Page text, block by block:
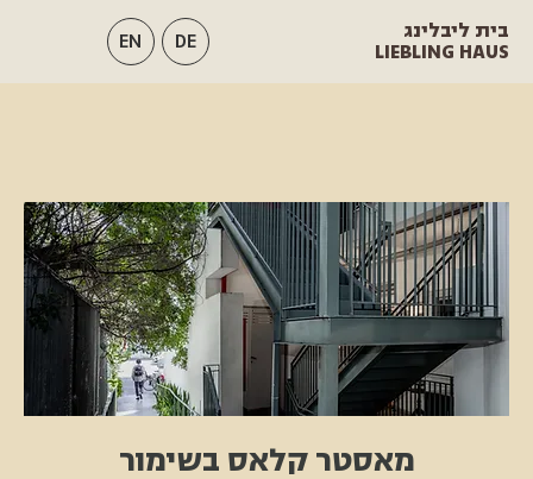
בית ליבלינג
LIEBLING HAUS
EN DE
מאסטר קלאס בשימור